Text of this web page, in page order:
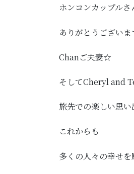
ホンコンカップルさ
ありがとうございま
Chanご夫妻☆
そしてCheryl and
旅先での楽しい思い
これからも
多くの人々の幸せ